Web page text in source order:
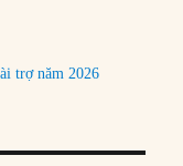
trợ năm 2026